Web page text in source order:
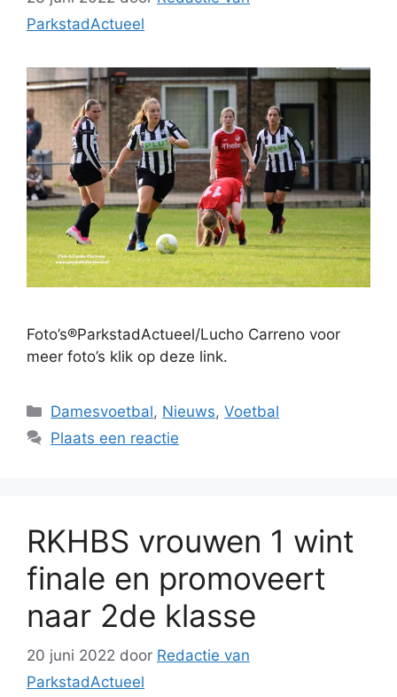
ParkstadActueel
Foto’s®ParkstadActueel/Lucho Carreno voor
meer foto’s klik op deze link.
Categorieën
Damesvoetbal, Nieuws,Voetbal
Plaats een reactie
RKHBS vrouwen 1 wint
finale en promoveert
naar 2de klasse
20 juni 2022 door Redactie van
ParkstadActueel